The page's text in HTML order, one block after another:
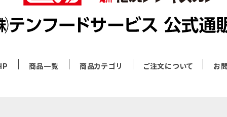
商品一覧 商品カテゴリ ご注文について お